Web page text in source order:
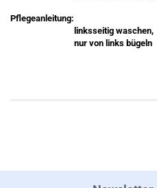
Pflegeanleitung:
linksseitig waschen,
nur von links bügeln